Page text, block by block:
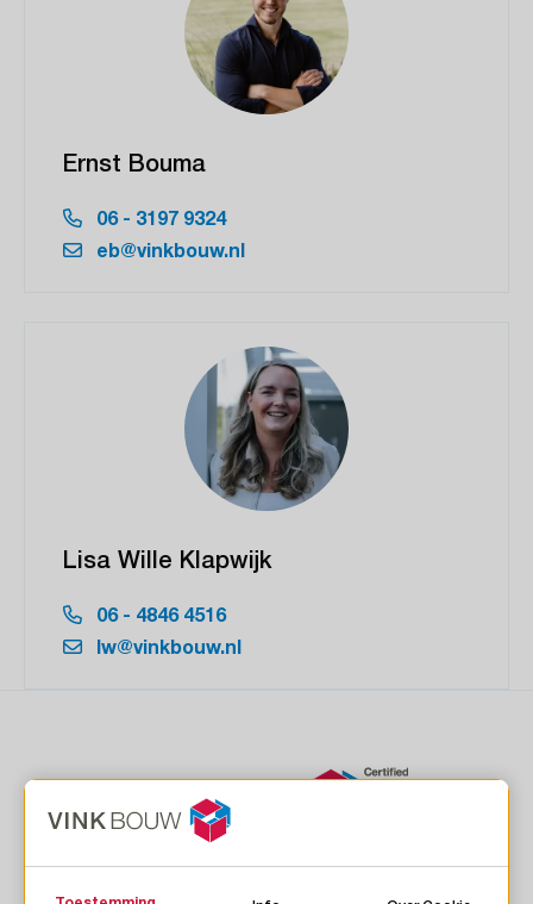
Ernst Bouma
06 - 3197 9324
eb@vinkbouw.nl
Lisa Wille Klapwijk
06 - 4846 4516
lw@vinkbouw.nl